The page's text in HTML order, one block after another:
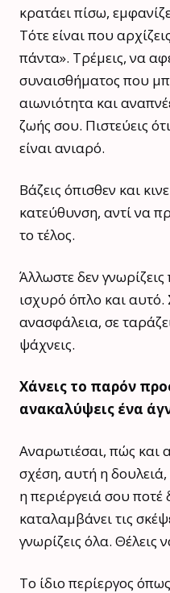
κρατάει πίσω,
Τότε είναι που
πάντα». Τρέμεις, να
συναισθήματος που
αιωνιότητα και
ζωής σου. Πιστεύεις
είναι ανιαρό.
Βάζεις όπισθεν και
κατεύθυνση, αντί να
το τέλος.
Άλλωστε δεν γνωρίζεις
ισχυρό όπλο και αυτό.
ανασφάλεια, σε
ψάχνεις.
Χάνεις το παρόν
ανακαλύψεις ένα
Αναρωτιέσαι, πώς και
σχέση, αυτή η
η περιέργειά σου
καταλαμβάνει τις
γνωρίζεις όλα. Θέλεις
Το ίδιο περίεργος